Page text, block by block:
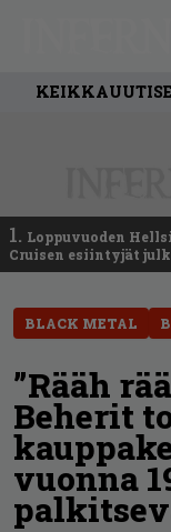
1. Loppuvuoden
Cruisen esiintyjät
BLACK METAL
”Rääh
Beherit
vuonna